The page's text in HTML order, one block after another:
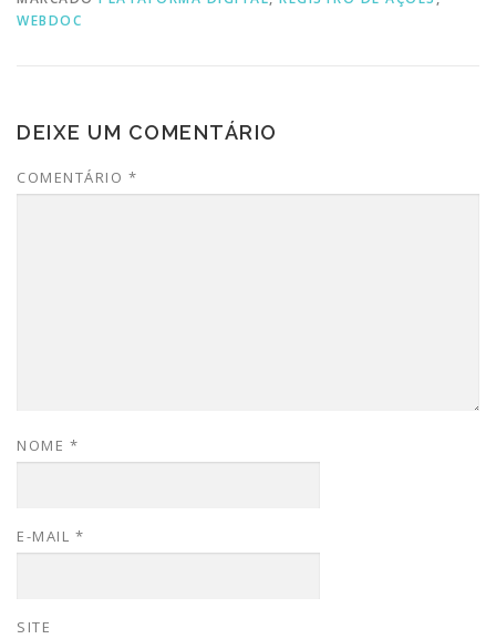
WEBDOC
DEIXE UM COMENTÁRIO
COMENTÁRIO *
NOME *
E-MAIL *
SITE